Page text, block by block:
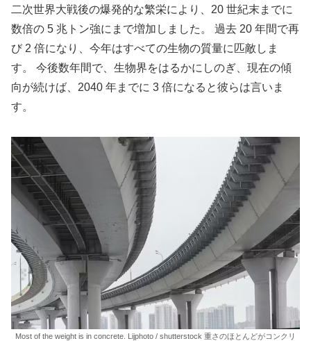
二次世界大戦後の爆発的な繁栄により、20 世紀末までに
数倍の 5 兆トン強にまで増加しました。 過去 20 年間で再
び 2 倍になり、今年はすべての生物の質量に匹敵しま
す。 今後数年間で、生物界をはるかにしのぎ、現在の傾
向が続けば、2040 年までに 3 倍になると彼らは言いま
す。
Most of the weight is in concrete. Lijphoto / shutterstock 重さのほとんどがコンクリ